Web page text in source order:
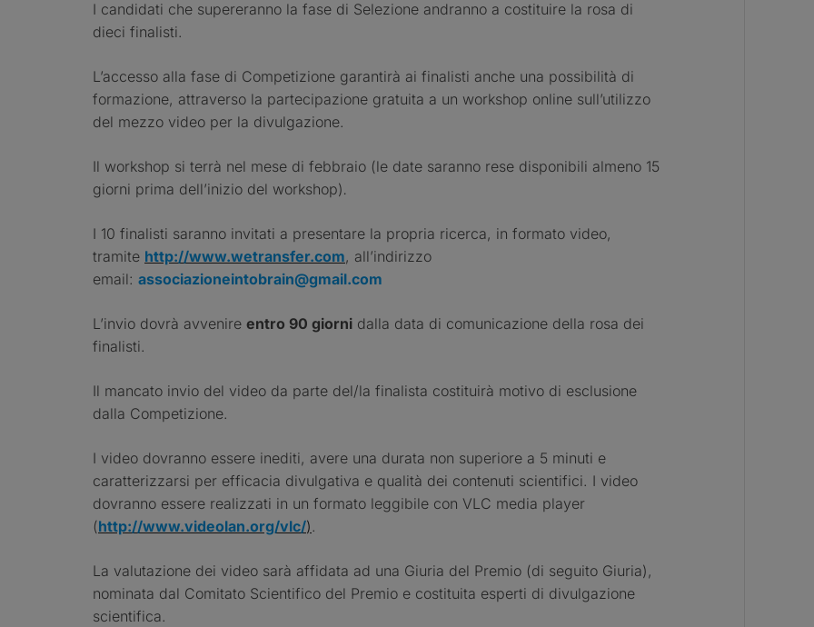
I candidati che supereranno la fase di Selezione andranno a costituire la rosa di
dieci finalisti.
L’accesso alla fase di Competizione garantirà ai finalisti anche una possibilità di
formazione, attraverso la partecipazione gratuita a un workshop online sull’utilizzo
del mezzo video per la divulgazione.
Il workshop si terrà nel mese di febbraio (le date saranno rese disponibili almeno 15
giorni prima dell’inizio del workshop).
I 10 finalisti saranno invitati a presentare la propria ricerca, in formato video,
tramite http://www.wetransfer.com, all’indirizzo
email: associazioneintobrain@gmail.com
L’invio dovrà avvenire entro 90 giorni dalla data di comunicazione della rosa dei
finalisti.
Il mancato invio del video da parte del/la finalista costituirà motivo di esclusione
dalla Competizione.
I video dovranno essere inediti, avere una durata non superiore a 5 minuti e
caratterizzarsi per efficacia divulgativa e qualità dei contenuti scientifici. I video
dovranno essere realizzati in un formato leggibile con VLC media player
(http://www.videolan.org/vlc/).
La valutazione dei video sarà affidata ad una Giuria del Premio (di seguito Giuria),
nominata dal Comitato Scientifico del Premio e costituita esperti di divulgazione
scientifica.